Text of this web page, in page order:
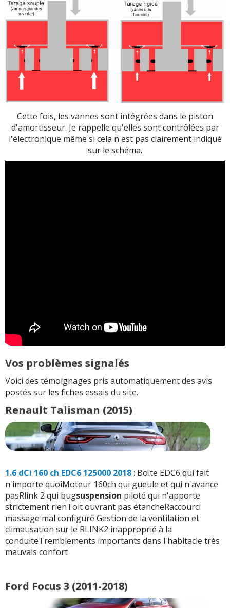
Cette fois, les vannes sont intégrées dans le piston
d'amortisseur. Je rappelle qu'elles sont contrôlées par
l'électronique même si cela n'est pas clairement indiqué
sur le schéma.
Vos problèmes signalés
Voici des témoignages pris automatiquement des avis
postés sur les fiches essais du site.
Renault Talisman (2015)
1.6 dCi 160 ch EDC6 125000 2018: Boite EDC6 qui fait
n'importe quoiMoteur 160ch qui gueule et qui n'avance
pasRlink 2 qui bugsuspension piloté qui n'apporte
strictement rienToit ouvrant pas étancheRaccourci
massage mal configuré Gestion de la ventilation et
climatisation sur le RLINK2 inapproprié à la
conduiteTremblements importants dans l'habitacle très
mauvais confort
Ford Focus 3 (2011-2018)